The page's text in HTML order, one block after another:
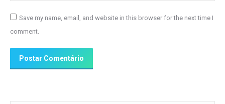
Save my name, email, and website in this browser for the next time I
comment.
Postar Comentário